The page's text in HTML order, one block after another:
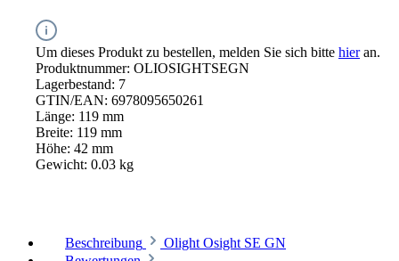
Um dieses Produkt zu bestellen, melden Sie sich bitte hieran.
Produktnummer: OLIOSIGHTSEGN
Lagerbestand: 7
GTIN/EAN: 6978095650261
Länge: 119 mm
Breite: 119 mm
Höhe: 42 mm
Gewicht: 0.03 kg
Beschreibung
Olight Osight SE GN